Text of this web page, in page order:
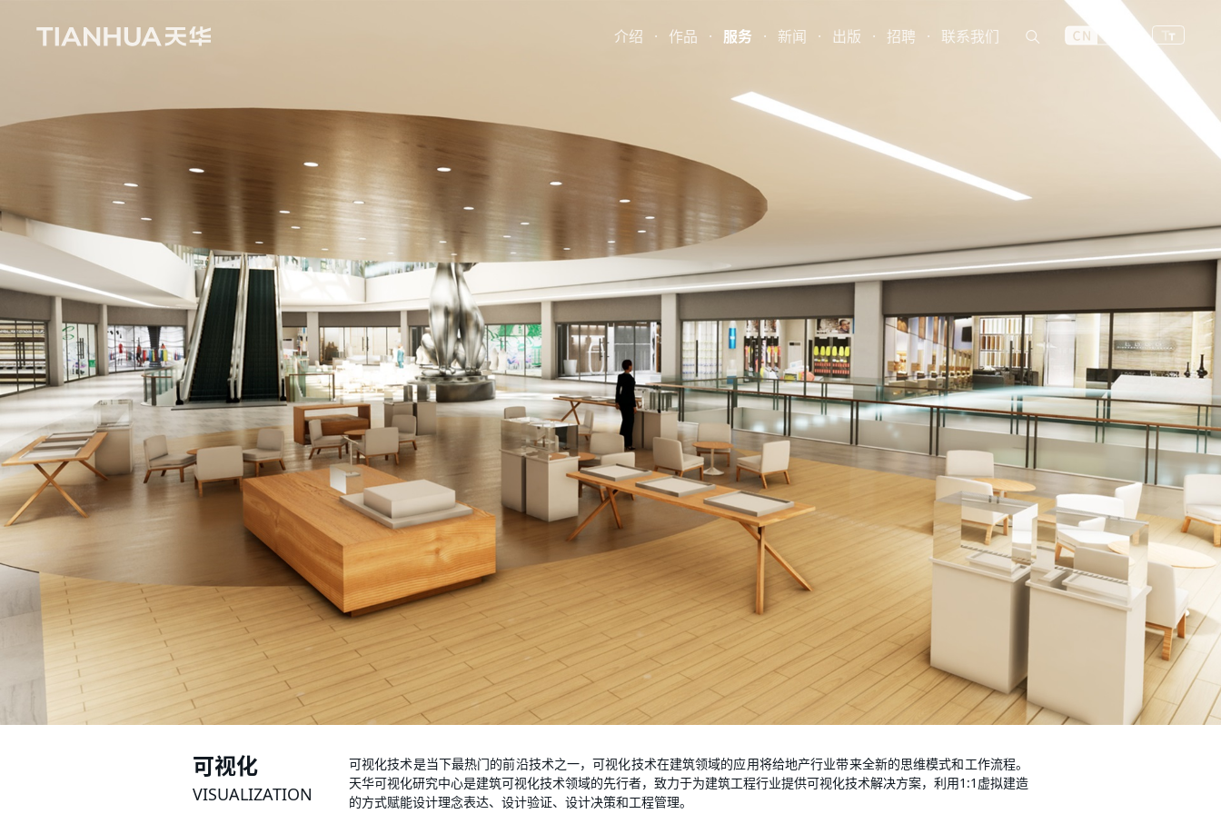
介绍 · 作品 · 服务 · 新闻 · 出版 · 招聘 · 联系我们
可视化
VISUALIZATION
可视化技术是当下最热门的前沿技术之一，可视化技术在建筑领域的应用将给地产行业带来全新的思维模式和工作流程。
天华可视化研究中心是建筑可视化技术领域的先行者，致力于为建筑工程行业提供可视化技术解决方案，利用1:1虚拟建造
的方式赋能设计理念表达、设计验证、设计决策和工程管理。